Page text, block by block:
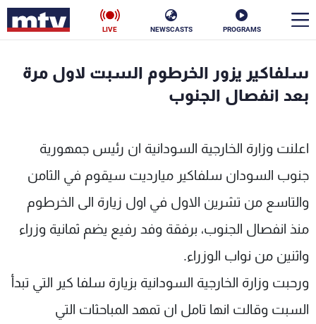
PROGRAMS
NEWSCASTS
LIVE
سلفاكير يزور الخرطوم السبت لاول مرة
بعد انفصال الجنوب
اعلنت وزارة الخارجية السودانية ان رئيس جمهورية
جنوب السودان سلفاكير ميارديت سيقوم في الثامن
والتاسع من تشرين الاول في اول زيارة الى الخرطوم
منذ انفصال الجنوب، برفقة وفد رفيع يضم ثمانية وزراء
واثنين من نواب الوزراء.
ورحبت وزارة الخارجية السودانية بزيارة سلفا كير التي تبدأ
السبت وقالت انها تامل ان تمهد المباحثات التي
الأخبار
منوعات رياضة
كأس العالم
البرامج
جدول البرامج